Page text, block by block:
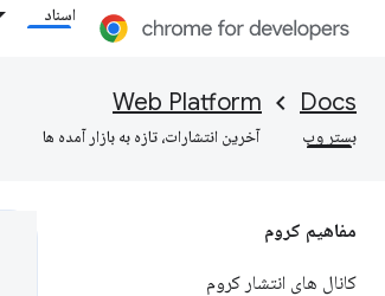
اسناد
Docs
Web Platform
بستر وب آخرین انتشارات، تازه به بازار آمده ها
مفاهیم کروم
کانال های انتشار کروم